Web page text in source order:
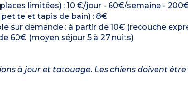
limitées) : 10 €/jour - 60€/semaine -
petite et tapis de bain) : 8€
sur demande : à partir de 10€ (recouche
60€ (moyen séjour 5 à 27 nuits)
à jour et tatouage. Les chiens doivent